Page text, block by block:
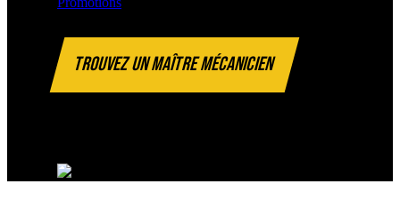
TROUVEZ UN MAÎTRE MÉCANICIEN